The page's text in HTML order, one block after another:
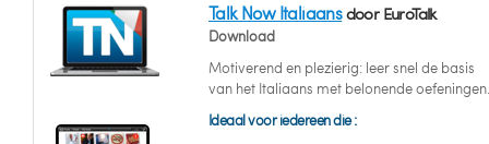
Talk Now Italiaansdoor EuroTalk
Download
Motiverend en plezierig: leer snel de basis
van het Italiaans met belonende oefeningen.
Ideaal voor iedereen die :